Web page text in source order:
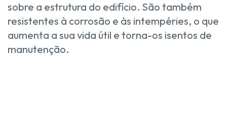
sobre a estrutura do edifício. São também
resistentes à corrosão e às intempéries, o que
aumenta a sua vida útil e torna-os isentos de
manutenção.